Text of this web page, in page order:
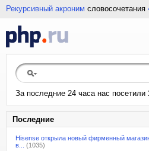
Рекурсивный акроним словосочетания
За последние 24 часа нас посетили
Последние
Hisense открыла новый фирменный
в...
(1035)